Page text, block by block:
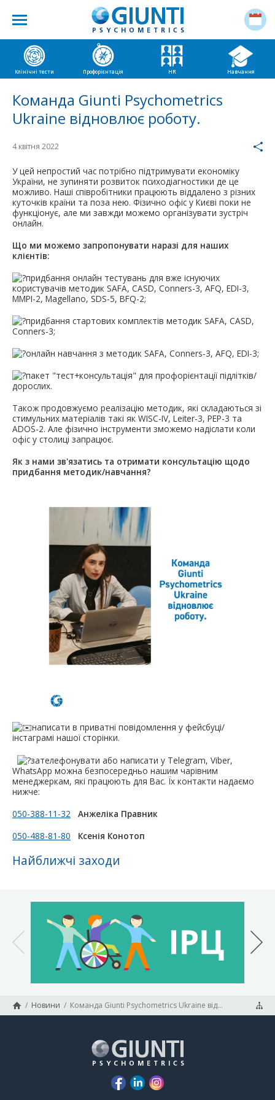
Клінічні тести Профорієнтація HR Навчання
Команда Giunti Psychometrics
Ukraine відновлює роботу.
4 квітня 2022
У цей непростий час потрібно підтримувати економіку
України, не зупиняти розвиток психодіагностики де це
можливо. Наші співробітники працюють віддалено з різних
куточків країни та поза нею. Фізично офіс у Києві поки не
функціонує, але ми завжди можемо організувати зустріч
онлайн.
Що ми можемо запропонувати наразі для наших
клієнтів:
придбання онлайн тестувань для вже існуючих
користувачів методик SAFA, CASD, Conners-3, AFQ, EDI-3,
MMPI-2, Magellano, SDS-5, BFQ-2;
придбання стартових комплектів методик SAFA, CASD,
Conners-3;
онлайн навчання з методик SAFA, Conners-3, AFQ, EDI-3;
пакет "тест+консультація" для профорієнтації підлітків/
дорослих.
Також продовжуємо реалізацію методик, які складаються зі
стимульних матеріалів такі як WISC-IV, Leiter-3, PEP-3 та
ADOS-2. Але фізично інструменти зможемо надіслати коли
офіс у столиці запрацює.
Як з нами зв'язатись та отримати консультацію щодо
придбання методик/навчання?
написати в приватні повідомлення у фейсбуці/
інстаграмі нашої сторінки.
зателефонувати або написати у Telegram, Viber,
WhatsApp можна безпосередньо нашим чарівним
менеджеркам, які працюють для Вас. Їх контакти надаємо
нижче:
050-388-11-32
Анжеліка Правник
050-488-81-80
Ксенія Конотоп
Найближчі заходи
/ Новини / Команда Giunti Psychometrics Ukraine відновлює роботу.